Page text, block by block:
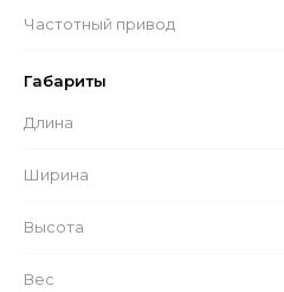
Частотный привод
Габариты
Длина
Ширина
Высота
Вес